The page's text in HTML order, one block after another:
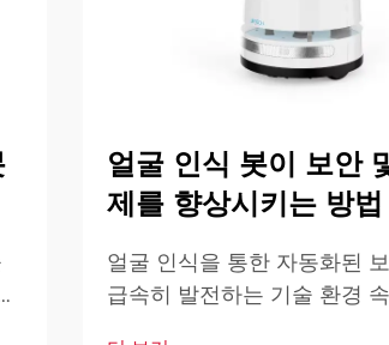
얼굴 인식 봇이 보안
제를 향상시키는 방법
얼굴 인식을 통한 자동화된
급속히 발전하는 기술 환경